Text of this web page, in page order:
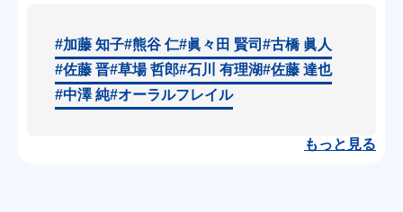
#加藤 知子#熊谷 仁#眞々田 賢司 #古橋 眞人
#佐藤 晋#草場 哲郎#石川 有理湖#佐藤 達也
#中澤 純#オーラルフレイル
もっと見る